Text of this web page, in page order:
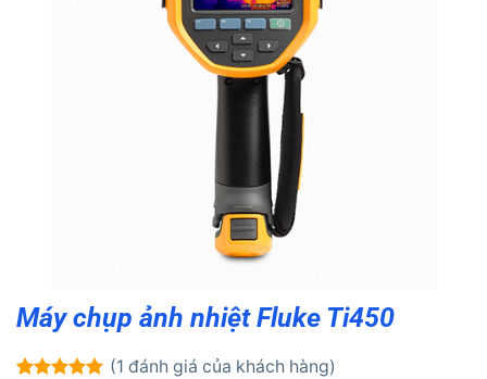
Máy chụp ảnh nhiệt Fluke Ti450
(1 đánh giá của khách hàng)